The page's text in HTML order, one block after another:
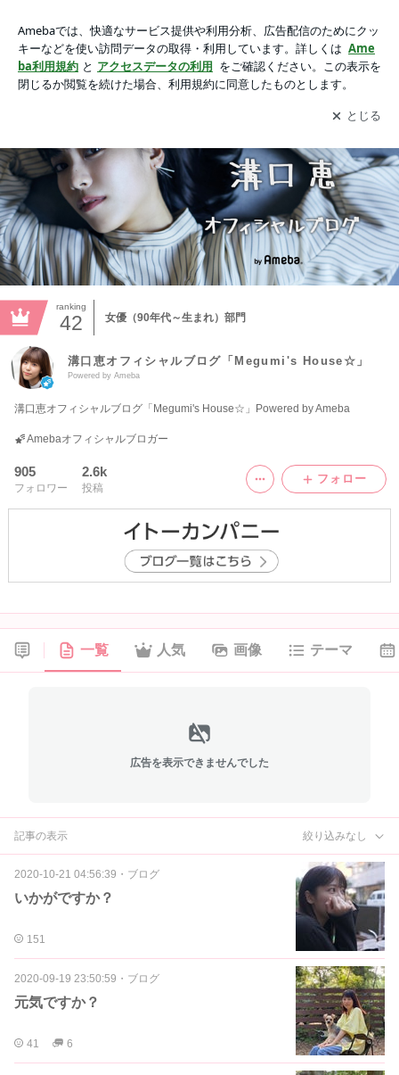
Amebaアプリをダウンロードして ブログの更新通知
を受け取りまし
ょう。
開く
ranking
42 女優（90年代～生まれ）部門
溝口恵オフィシャルブログ「Megumi's House☆」
Powered by Ameba
溝口恵オフィシャルブログ「Megumi's House☆」Powered by Ameba
Amebaオフィシャルブロガー
905
フォロワー
2.6k
投稿
フォロー
一覧 人気 画像 テーマ
広告を表示できませんでした
記事の表示 絞り込みなし
2020-10-21 04:56:39 ・ ブログ
いかがですか？
151
2020-09-19 23:50:59 ・ ブログ
元気ですか？
41 6